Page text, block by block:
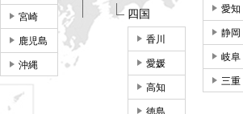
愛知
静岡
岐阜
三重
四国
香川
愛媛
高知
徳島
宮崎
鹿児島
沖縄